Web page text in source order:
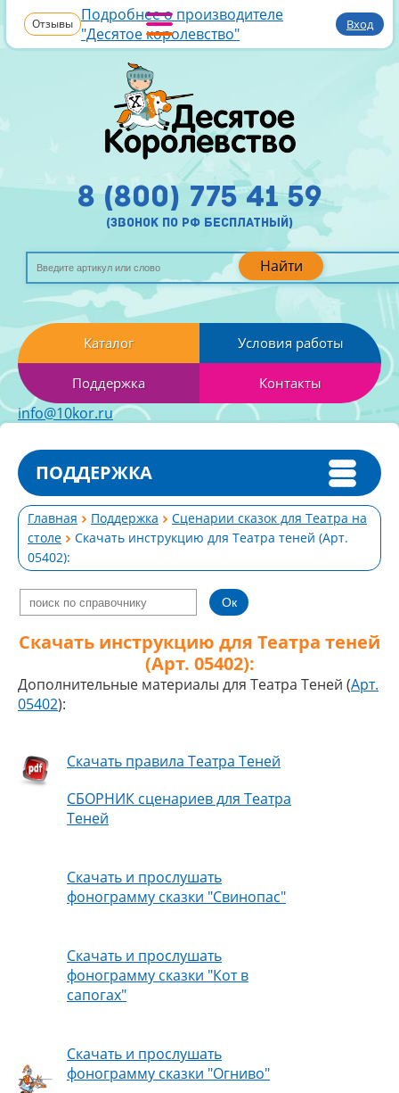
Отзывы Подробнее о производителе
"Десятое королевство"
Вход
Найти
8 (800) 775 41 59
(звонок по рф бесплатный)
Каталог Условия работы
Поддержка Контакты
info@10kor.ru
ПОДДЕРЖКА
Главная Поддержка
Сценарии сказок для Театра на
столе
Скачать инструкцию для Театра теней (Арт.
05402):
Скачать инструкцию для Театра теней
(Арт. 05402):
Дополнительные материалы для Театра Теней (Арт.
05402):
Скачать правила Театра Теней
СБОРНИК сценариев для Театра
Теней
Скачать и прослушать
фонограмму сказки "Свинопас"
Скачать и прослушать
фонограмму сказки "Кот в
сапогах"
Скачать и прослушать
фонограмму сказки "Огниво"